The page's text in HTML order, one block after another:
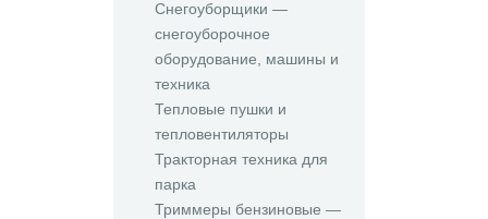
Снегоуборщики —
снегоуборочное
оборудование, машины и
техника
Тепловые пушки и
тепловентиляторы
Тракторная техника для
парка
Триммеры бензиновые —